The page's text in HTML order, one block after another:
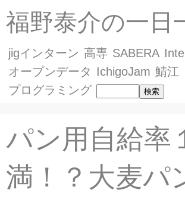
福野泰介の一日
jigインターン 高専 SABERA
オープンデータ IchigoJam 鯖江
プログラミング
パン用自給率
満！？大麦パ